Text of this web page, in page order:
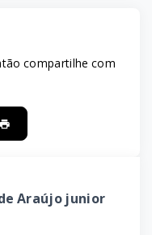
compartilhe com
Araújo junior